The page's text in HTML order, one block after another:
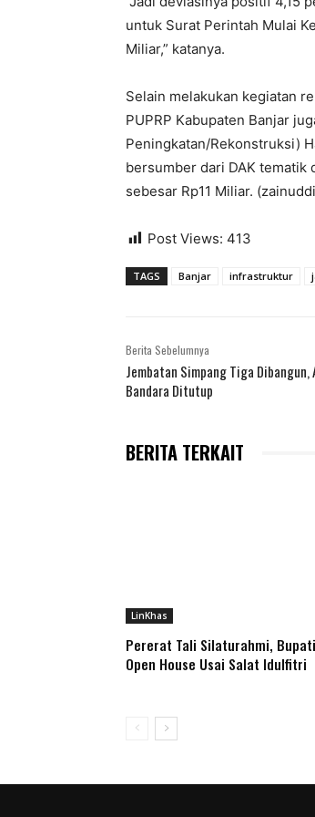
untuk Surat Perintah Mulai
Miliar,” katanya.
Selain melakukan kegiatan
PUPRP Kabupaten Banjar
Peningkatan/Rekonstruksi)
bersumber dari DAK tematik
sebesar Rp11 Miliar.
Post Views: 413
TAGS Banjar infrastruktur
Berita Sebelumnya
Jembatan Simpang Tiga Dibangun,
Bandara Ditutup
BERITA TERKAIT
LinKhas
Pererat Tali Silaturahmi, Bupati
Open House Usai Salat Idulfitri